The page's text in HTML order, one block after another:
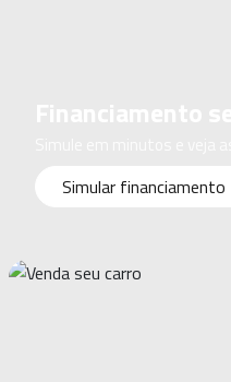
Simular financiamento